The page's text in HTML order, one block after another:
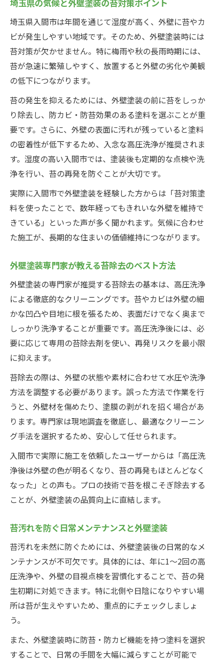
埼玉県の気候と外壁塗装の苔対策ポイント
埼玉県入間市は年間を通じて湿度が高く、外壁に苔やカ
ビが発生しやすい地域です。そのため、外壁塗装時には
苔対策が欠かせません。特に梅雨や秋の長雨時期には、
苔が急速に繁殖しやすく、放置すると外壁の劣化や美観
の低下につながります。
苔の発生を抑えるためには、外壁塗装の前に苔をしっか
り除去し、防カビ・防苔効果のある塗料を選ぶことが重
要です。さらに、外壁の表面に汚れが残っていると塗料
の密着性が低下するため、入念な高圧洗浄が推奨されま
す。湿度の高い入間市では、塗装後も定期的な点検や洗
浄を行い、苔の再発を防ぐことが大切です。
実際に入間市で外壁塗装を経験した方からは「苔対策塗
料を使ったことで、数年経ってもきれいな外壁を維持で
きている」といった声が多く聞かれます。気候に合わせ
た施工が、長期的な住まいの価値維持につながります。
外壁塗装専門家が教える苔除去のベスト方法
外壁塗装の専門家が推奨する苔除去の基本は、高圧洗浄
による徹底的なクリーニングです。苔やカビは外壁の細
かな凹凸や目地に根を張るため、表面だけでなく奥まで
しっかり洗浄することが重要です。高圧洗浄後には、必
要に応じて専用の苔除去剤を使い、再発リスクを最小限
に抑えます。
苔除去の際は、外壁の状態や素材に合わせて水圧や洗浄
方法を調整する必要があります。誤った方法で作業を行
うと、外壁材を傷めたり、塗膜の剥がれを招く場合があ
ります。専門家は現地調査を徹底し、最適なクリーニン
グ手法を選択するため、安心して任せられます。
入間市で実際に施工を依頼したユーザーからは「高圧洗
浄後は外壁の色が明るくなり、苔の再発もほとんどなく
なった」との声も。プロの技術で苔を根こそぎ除去する
ことが、外壁塗装の品質向上に直結します。
苔汚れを防ぐ日常メンテナンスと外壁塗装
苔汚れを未然に防ぐためには、外壁塗装後の日常的なメ
ンテナンスが不可欠です。具体的には、年に1〜2回の高
圧洗浄や、外壁の目視点検を習慣化することで、苔の発
生初期に対処できます。特に北側や日陰になりやすい場
所は苔が生えやすいため、重点的にチェックしましょ
う。
また、外壁塗装時に防苔・防カビ機能を持つ塗料を選択
することで、日常の手間を大幅に減らすことが可能で